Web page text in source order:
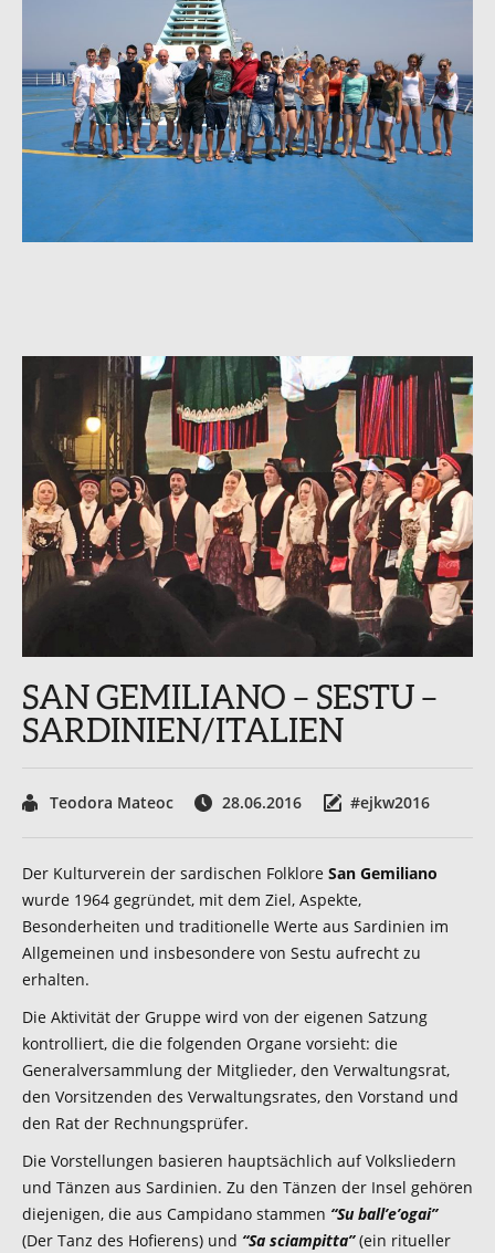
SAN GEMILIANO – SESTU –
SARDINIEN/ITALIEN
Teodora Mateoc 28.06.2016 #ejkw2016
Der Kulturverein der sardischen Folklore San Gemiliano
wurde 1964 gegründet, mit dem Ziel, Aspekte,
Besonderheiten und traditionelle Werte aus Sardinien im
Allgemeinen und insbesondere von Sestu aufrecht zu
erhalten.
Die Aktivität der Gruppe wird von der eigenen Satzung
kontrolliert, die die folgenden Organe vorsieht: die
Generalversammlung der Mitglieder, den Verwaltungsrat,
den Vorsitzenden des Verwaltungsrates, den Vorstand und
den Rat der Rechnungsprüfer.
Die Vorstellungen basieren hauptsächlich auf Volksliedern
und Tänzen aus Sardinien. Zu den Tänzen der Insel gehören
diejenigen, die aus Campidano stammen “Su ball’e’ogai”
(Der Tanz des Hofierens) und “Sa sciampitta”(ein ritueller